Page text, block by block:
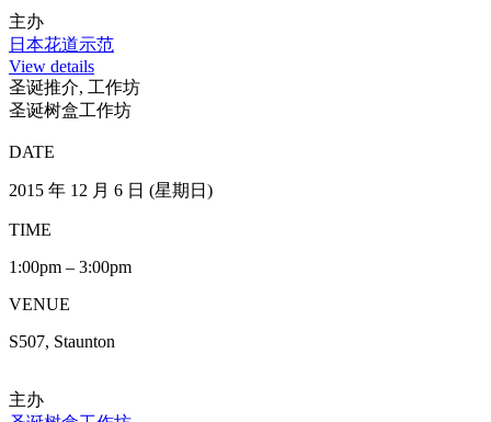
工作坊
頸鏈及珍珠戒指工作坊
DATE
2015 年 12 月 13 日 (星期日)
TIME
12:00nn – 3:00pm
VENUE
H312, Hollywood
頸鏈及珍珠戒指工作坊
圣诞推介, 工作坊
日本花道示范